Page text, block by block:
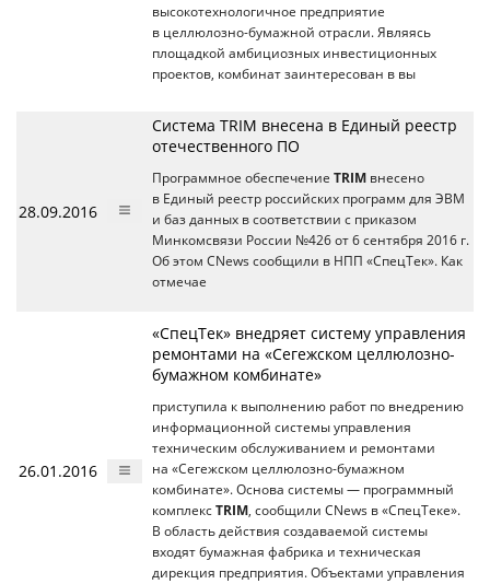
высокотехнологичное предприятие
в целлюлозно-бумажной отрасли. Являясь
площадкой амбициозных инвестиционных
проектов, комбинат заинтересован в вы
28.09.2016
Система TRIM внесена в Единый реестр
отечественного ПО
Программное обеспечение TRIM внесено
в Единый реестр российских программ для ЭВМ
и баз данных в соответствии с приказом
Минкомсвязи России №426 от 6 сентября 2016 г.
Об этом CNews сообщили в НПП «СпецТек». Как
отмечае
26.01.2016
«СпецТек» внедряет систему управления
ремонтами на «Сегежском целлюлозно-
бумажном комбинате»
приступила к выполнению работ по внедрению
информационной системы управления
техническим обслуживанием и ремонтами
на «Сегежском целлюлозно-бумажном
комбинате». Основа системы — программный
комплекс TRIM, сообщили CNews в «СпецТеке».
В область действия создаваемой системы
входят бумажная фабрика и техническая
дирекция предприятия. Объектами управления